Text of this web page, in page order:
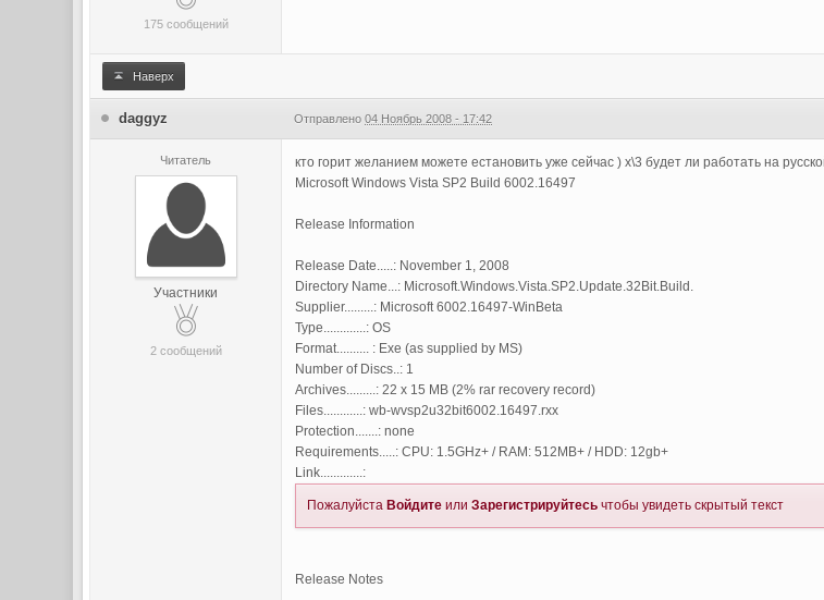
175 сообщений
Наверх
daggyz Отправлено04 Ноябрь 2008 - 17:42
Читатель
Участники
2 сообщений
кто горит желанием можете естановить уже сейчас ) х\3 будет ли работать на
Microsoft Windows Vista SP2 Build 6002.16497
Release Information
Release Date.....: November 1, 2008
Directory Name...: Microsoft.Windows.Vista.SP2.Update.32Bit.Build.
Supplier.........: Microsoft 6002.16497-WinBeta
Type.............: OS
Format.......... : Exe (as supplied by MS)
Number of Discs..: 1
Archives.........: 22 x 15 MB (2% rar recovery record)
Files............: wb-wvsp2u32bit6002.16497.rxx
Protection.......: none
Requirements.....: CPU: 1.5GHz+ / RAM: 512MB+ / HDD: 12gb+
Link.............:
Пожалуйста Войдите илиЗарегистрируйтесь чтобы увидеть скрытый текст
Release Notes